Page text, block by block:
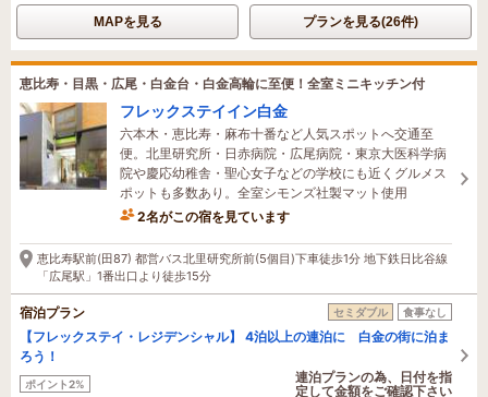
MAPを見る プランを見る(26件)
恵比寿・目黒・広尾・白金台・白金高輪に至便！全室ミニキッチン付
フレックステイイン白金
六本木・恵比寿・麻布十番など人気スポットへ交通至
便。北里研究所・日赤病院・広尾病院・東京大医科学病
院や慶応幼稚舎・聖心女子などの学校にも近くグルメス
ポットも多数あり。全室シモンズ社製マット使用
2名がこの宿を見ています
12時間前に予約されました
恵比寿駅前(田87) 都営バス北里研究所前(5個目)下車徒歩1分 地下鉄日比谷線
「広尾駅」1番出口より徒歩15分
宿泊プラン セミダブル 食事なし
【フレックステイ・レジデンシャル】 4泊以上の連泊に 白金の街に泊ま
ろう！
ポイント2%
連泊プランの為、日付を指
定して金額をご確認下さい